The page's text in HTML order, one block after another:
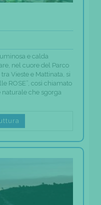
e calda
nel cuore del Parco
Vieste e Mattinata, si
ROSE”, così chiamato
che sgorga